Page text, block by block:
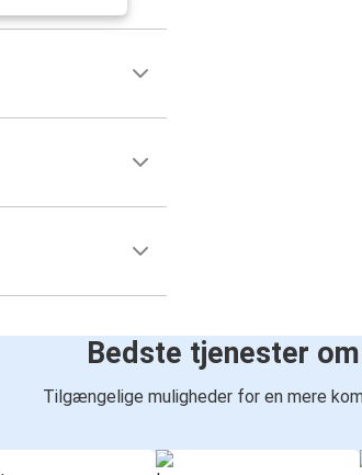
Bedste tjenester
Tilgængelige muligheder for en mere